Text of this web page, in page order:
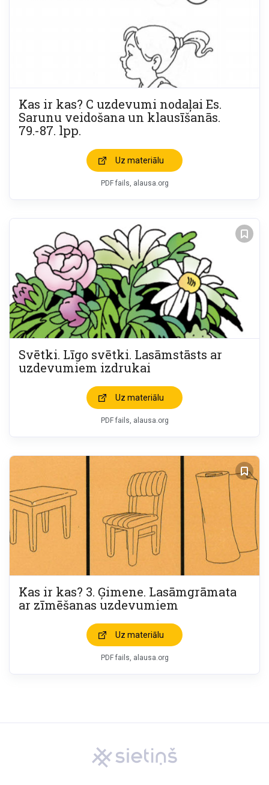
Kas ir kas? C uzdevumi nodaļai Es.
Sarunu veidošana un klausīšanās.
79.-87. lpp.
Uz materiālu
PDF fails, alausa.org
Svētki. Līgo svētki. Lasāmstāsts ar
uzdevumiem izdrukai
Uz materiālu
PDF fails, alausa.org
Kas ir kas? 3. Ģimene. Lasāmgrāmata
ar zīmēšanas uzdevumiem
Uz materiālu
PDF fails, alausa.org